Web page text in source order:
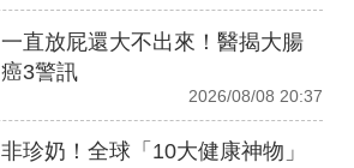
一直放屁還大不出來！醫揭大腸
癌3警訊
2026/08/08 20:37
非珍奶！全球「10大健康神物」